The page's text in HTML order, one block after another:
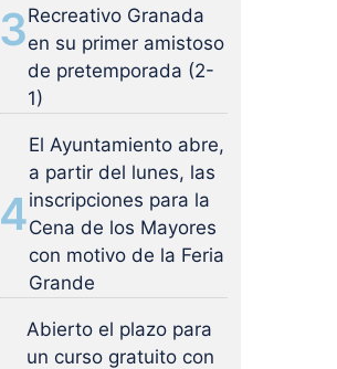
3Recreativo Granada
en su primer amistoso
de pretemporada (2-
1)
4
El Ayuntamiento abre,
a partir del lunes, las
inscripciones para la
Cena de los Mayores
con motivo de la Feria
Grande
Abierto el plazo para
un curso gratuito con